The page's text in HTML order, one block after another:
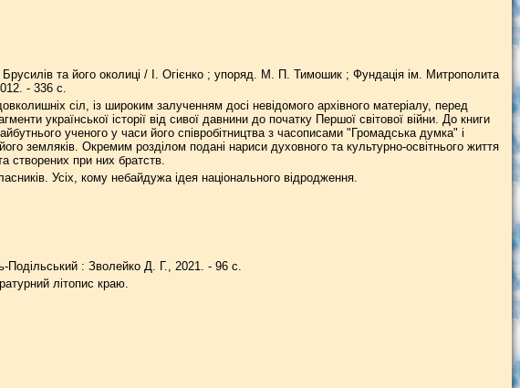
Брусилів та його околиці / І. Огієнко ; упоряд. М. П. Тимошик ; Фундація ім. Митрополита
- 336 с.
сіл, із широким залученням досі невідомого архівного матеріалу, перед
української історії від сивої давнини до початку Першої світової війни. До книги
ученого у часи його співробітництва з часописами "Громадська думка" і
земляків. Окремим розділом подані нариси духовного та культурно-освітнього життя
створених при них братств.
Усіх, кому небайдужа ідея національного відродження.
Подільський : Зволейко Д. Г., 2021. - 96 с.
літопис краю.